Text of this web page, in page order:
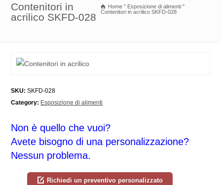
Contenitori in
acrilico SKFD-028
Home " Esposizione di alimenti "
Contenitori in acrilico SKFD-028
SKU: SKFD-028
Category: Esposizione di alimenti
Non è quello che vuoi?
Avete bisogno di una personalizzazione?
Nessun problema.
Richiedi un preventivo personalizzato